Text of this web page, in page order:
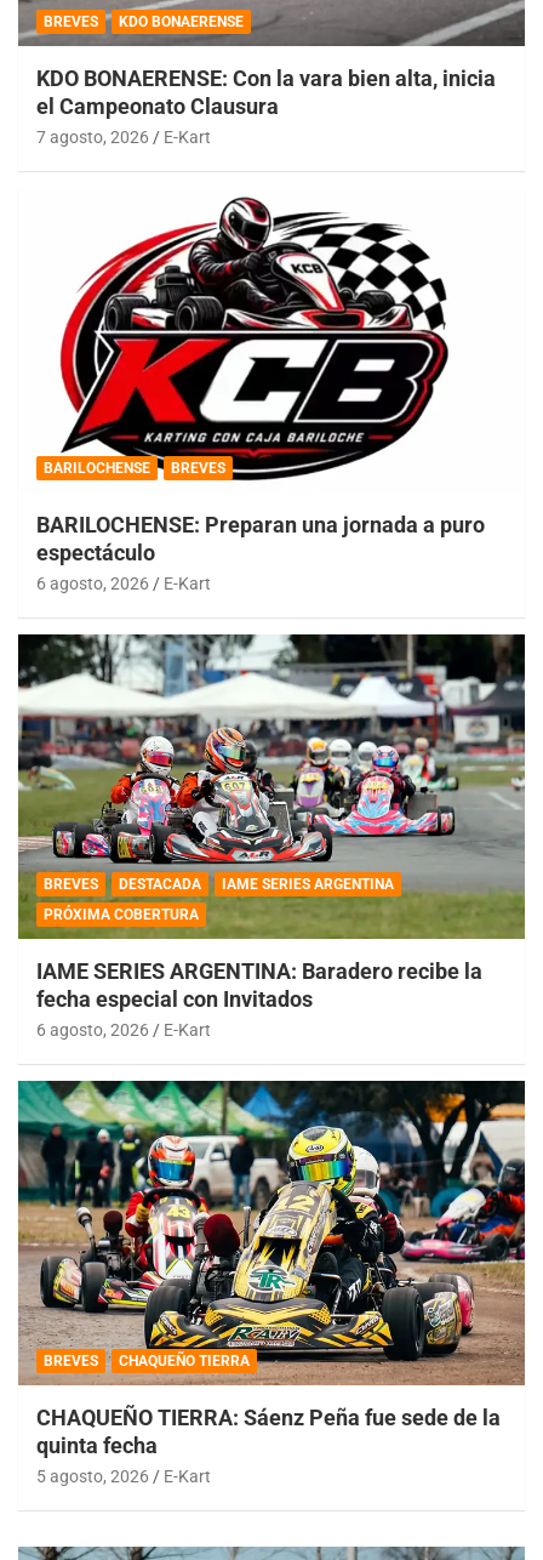
BREVES KDO BONAERENSE
KDO BONAERENSE: Con la vara bien alta, inicia
el Campeonato Clausura
7 agosto, 2026 E-Kart
BARILOCHENSE BREVES
BARILOCHENSE: Preparan una jornada a puro
espectáculo
6 agosto, 2026 E-Kart
BREVES DESTACADA
IAME SERIES ARGENTINA
PRÓXIMA COBERTURA
IAME SERIES ARGENTINA: Baradero recibe la
fecha especial con Invitados
6 agosto, 2026 E-Kart
BREVES CHAQUEÑO TIERRA
CHAQUEÑO TIERRA: Sáenz Peña fue sede de la
quinta fecha
5 agosto, 2026 E-Kart